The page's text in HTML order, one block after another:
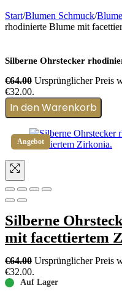
Start/Blumen Schmuck/
rhodinierte Blume mit
Silberne Ohrstecker
€64.00 Ursprünglicher Preis
€32.00.
In den Warenkorb
Angebot
Silberne
mit facettiertem
€64.00 Ursprünglicher Preis
€32.00.
Auf Lager